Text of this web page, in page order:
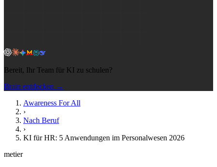
Bereit, Ihr Team für KI zu schulen?
Brain entdecken →
Awareness For All
›
Nach Beruf
›
KI für HR: 5 Anwendungen im Personalwesen 2026
metier